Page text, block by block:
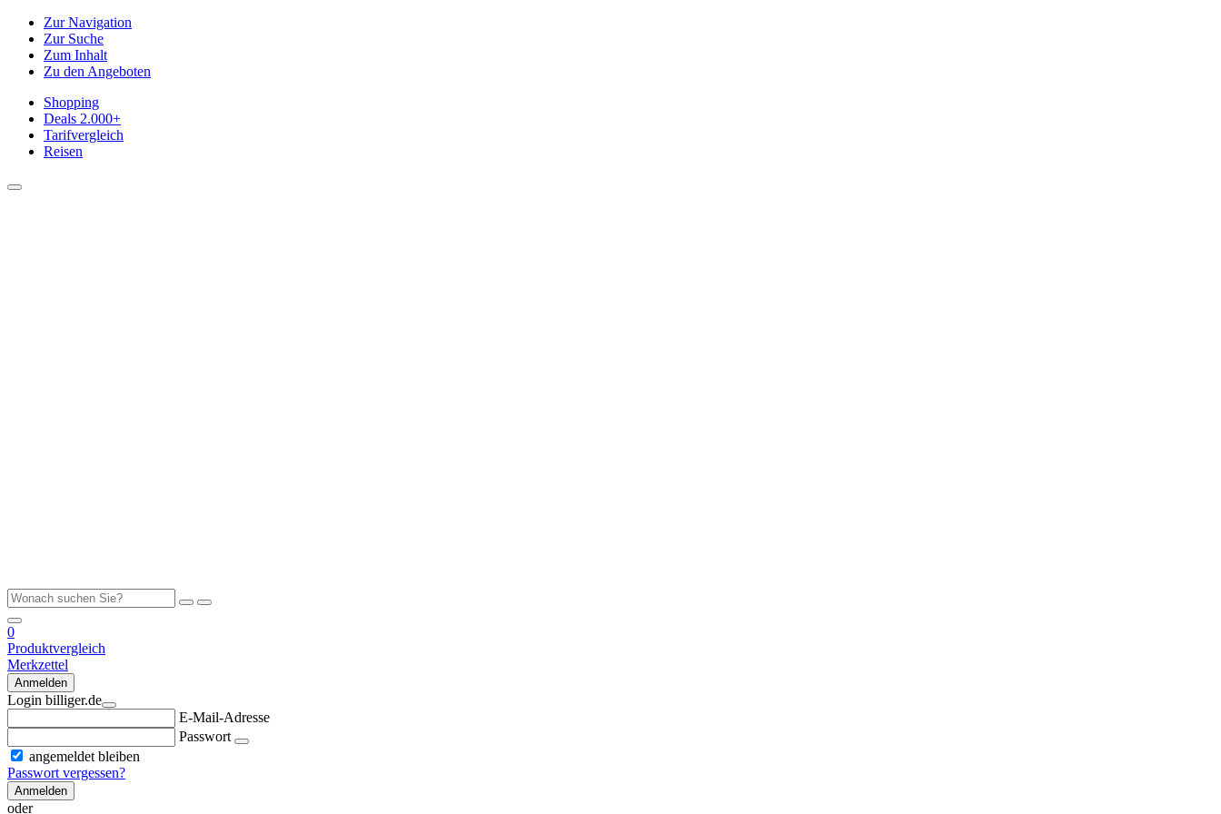
Zur Navigation
Zur Suche
Zum Inhalt
Zu den Angeboten
Shopping
Deals 2.000+
Tarifvergleich
Reisen
0
Produktvergleich
Merkzettel
Anmelden
Login billiger.de
E-Mail-Adresse
Passwort
angemeldet bleiben
Passwort vergessen?
Anmelden
oder